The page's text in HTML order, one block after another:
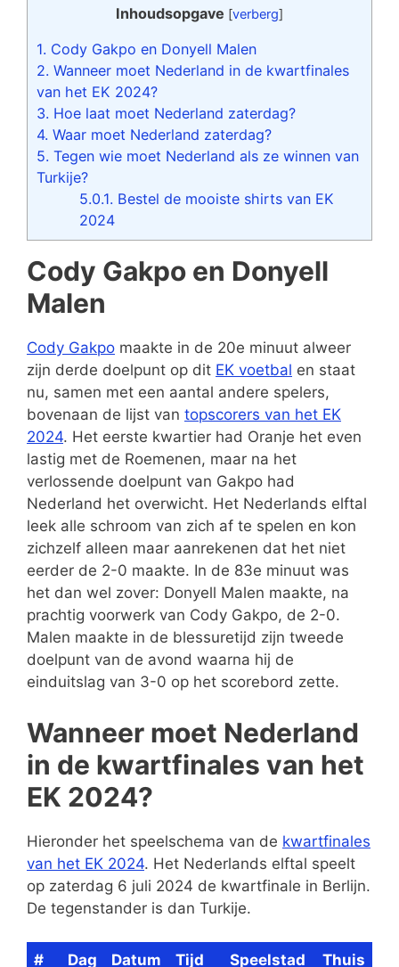
Inhoudsopgave [verberg]
1. Cody Gakpo en Donyell Malen
2. Wanneer moet Nederland in de kwartfinales
van het EK 2024?
3. Hoe laat moet Nederland zaterdag?
4. Waar moet Nederland zaterdag?
5. Tegen wie moet Nederland als ze winnen van
Turkije?
5.0.1. Bestel de mooiste shirts van EK
2024
Cody Gakpo en Donyell
Malen
Cody Gakpo maakte in de 20e minuut alweer
zijn derde doelpunt op dit EK voetbal en staat
nu, samen met een aantal andere spelers,
bovenaan de lijst van topscorers van het EK
2024. Het eerste kwartier had Oranje het even
lastig met de Roemenen, maar na het
verlossende doelpunt van Gakpo had
Nederland het overwicht. Het Nederlands elftal
leek alle schroom van zich af te spelen en kon
zichzelf alleen maar aanrekenen dat het niet
eerder de 2-0 maakte. In de 83e minuut was
het dan wel zover: Donyell Malen maakte, na
prachtig voorwerk van Cody Gakpo, de 2-0.
Malen maakte in de blessuretijd zijn tweede
doelpunt van de avond waarna hij de
einduitslag van 3-0 op het scorebord zette.
Wanneer moet Nederland
in de kwartfinales van het
EK 2024?
Hieronder het speelschema van de kwartfinales
van het EK 2024. Het Nederlands elftal speelt
op zaterdag 6 juli 2024 de kwartfinale in Berlijn.
De tegenstander is dan Turkije.
# Dag Datum Tijd Speelstad Thuis